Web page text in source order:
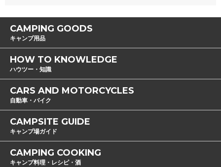
CAMPING GOODS
キャンプ用品
HOW TO KNOWLEDGE
ハウツー・知識
CARS AND MOTORCYCLES
自動車・バイク
CAMPSITE GUIDE
キャンプ場ガイド
CAMPING COOKING
キャンプ料理・レシピ・酒